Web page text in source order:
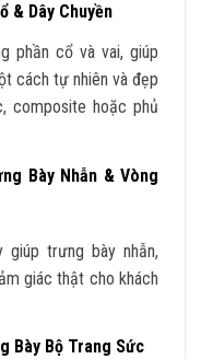
& Dây Chuyền
phần cổ và vai, giúp
cách tự nhiên và đẹp
composite hoặc phủ
Bày Nhẫn & Vòng
giúp trưng bày nhẫn,
giác thật cho khách
Bày Bộ Trang Sức